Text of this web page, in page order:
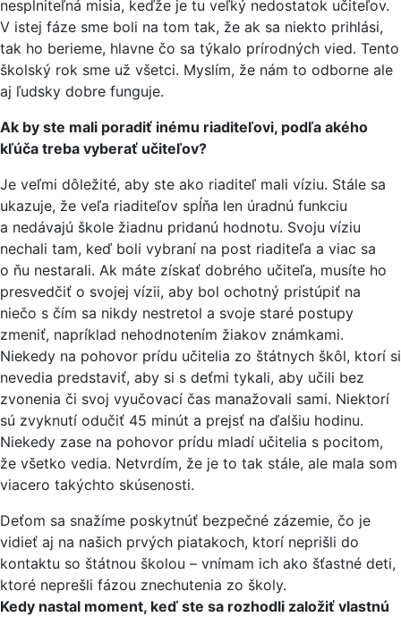
nesplniteľná misia, keďže je tu veľký nedostatok učiteľov.
V istej fáze sme boli na tom tak, že ak sa niekto prihlási,
tak ho berieme, hlavne čo sa týkalo prírodných vied. Tento
školský rok sme už všetci. Myslím, že nám to odborne ale
aj ľudsky dobre funguje.
Ak by ste mali poradiť inému riaditeľovi, podľa akého
kľúča treba vyberať učiteľov?
Je veľmi dôležité, aby ste ako riaditeľ mali víziu. Stále sa
ukazuje, že veľa riaditeľov spĺňa len úradnú funkciu
a nedávajú škole žiadnu pridanú hodnotu. Svoju víziu
nechali tam, keď boli vybraní na post riaditeľa a viac sa
o ňu nestarali. Ak máte získať dobrého učiteľa, musíte ho
presvedčiť o svojej vízii, aby bol ochotný pristúpiť na
niečo s čím sa nikdy nestretol a svoje staré postupy
zmeniť, napríklad nehodnotením žiakov známkami.
Niekedy na pohovor prídu učitelia zo štátnych škôl, ktorí si
nevedia predstaviť, aby si s deťmi tykali, aby učili bez
zvonenia či svoj vyučovací čas manažovali sami. Niektorí
sú zvyknutí odučiť 45 minút a prejsť na ďalšiu hodinu.
Niekedy zase na pohovor prídu mladí učitelia s pocitom,
že všetko vedia. Netvrdím, že je to tak stále, ale mala som
viacero takýchto skúsenosti.
Deťom sa snažíme poskytnúť bezpečné zázemie, čo je
vidieť aj na našich prvých piatakoch, ktorí neprišli do
kontaktu so štátnou školou – vnímam ich ako šťastné deti,
ktoré neprešli fázou znechutenia zo školy.
Kedy nastal moment, keď ste sa rozhodli založiť vlastnú